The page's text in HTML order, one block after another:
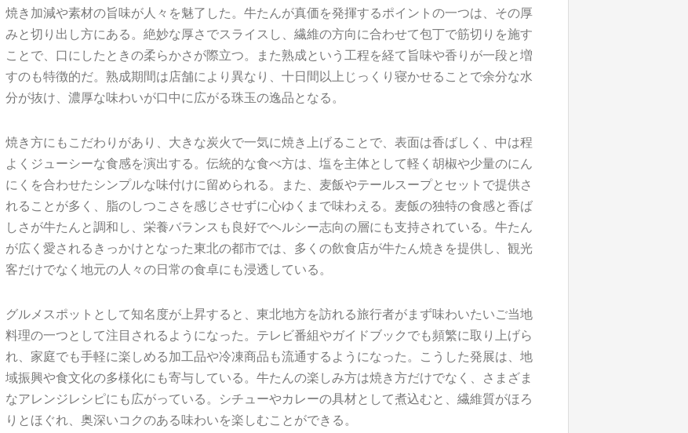
焼き加減や素材の旨味が人々を魅了した。牛たんが真価を発揮するポイントの一つは、その厚
みと切り出し方にある。絶妙な厚さでスライスし、繊維の方向に合わせて包丁で筋切りを施す
ことで、口にしたときの柔らかさが際立つ。また熟成という工程を経て旨味や香りが一段と増
すのも特徴的だ。熟成期間は店舗により異なり、十日間以上じっくり寝かせることで余分な水
分が抜け、濃厚な味わいが口中に広がる珠玉の逸品となる。
焼き方にもこだわりがあり、大きな炭火で一気に焼き上げることで、表面は香ばしく、中は程
よくジューシーな食感を演出する。伝統的な食べ方は、塩を主体として軽く胡椒や少量のにん
にくを合わせたシンプルな味付けに留められる。また、麦飯やテールスープとセットで提供さ
れることが多く、脂のしつこさを感じさせずに心ゆくまで味わえる。麦飯の独特の食感と香ば
しさが牛たんと調和し、栄養バランスも良好でヘルシー志向の層にも支持されている。牛たん
が広く愛されるきっかけとなった東北の都市では、多くの飲食店が牛たん焼きを提供し、観光
客だけでなく地元の人々の日常の食卓にも浸透している。
グルメスポットとして知名度が上昇すると、東北地方を訪れる旅行者がまず味わいたいご当地
料理の一つとして注目されるようになった。テレビ番組やガイドブックでも頻繁に取り上げら
れ、家庭でも手軽に楽しめる加工品や冷凍商品も流通するようになった。こうした発展は、地
域振興や食文化の多様化にも寄与している。牛たんの楽しみ方は焼き方だけでなく、さまざま
なアレンジレシピにも広がっている。シチューやカレーの具材として煮込むと、繊維質がほろ
りとほぐれ、奥深いコクのある味わいを楽しむことができる。